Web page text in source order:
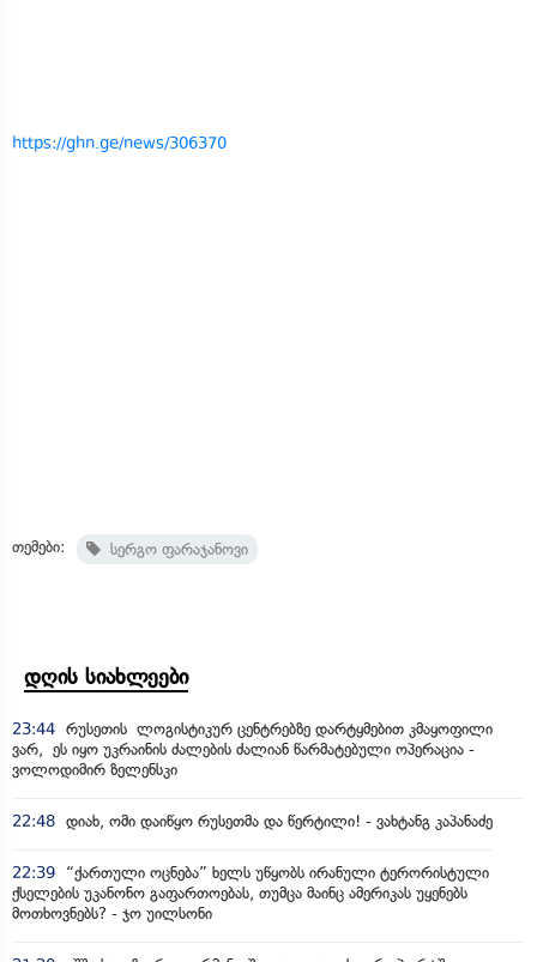
https://ghn.ge/news/306370
თემები: სერგო ფარაჯანოვი
დღის სიახლეები
23:44 რუსეთის ლოგისტიკურ ცენტრებზე დარტყმებით კმაყოფილი
ვარ, ეს იყო უკრაინის ძალების ძალიან წარმატებული ოპერაცია -
ვოლოდიმირ ზელენსკი
22:48 დიახ, ომი დაიწყო რუსეთმა და წერტილი! - ვახტანგ კაპანაძე
22:39
“ქართული ოცნება” ხელს უწყობს ირანული ტერორისტული
ქსელების უკანონო გაფართოებას, თუმცა მაინც ამერიკას უყენებს
მოთხოვნებს? - ჯო უილსონი